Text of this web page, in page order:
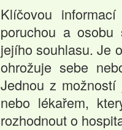
Klíčovou
poruchou a
jejího souhlasu. Je
ohrožuje sebe
Jednou z
nebo lékařem,
rozhodnout o